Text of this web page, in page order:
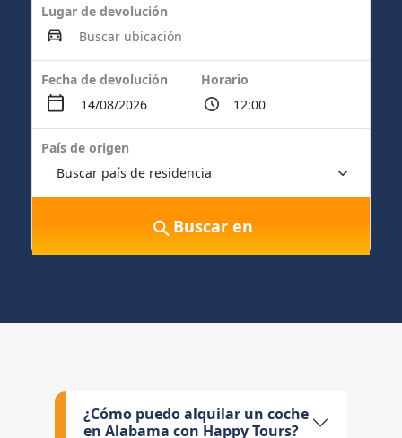
Lugar de devolución
Fecha de devolución Horario
País de origen
Buscar en
¿Cómo puedo alquilar un coche
en Alabama con Happy Tours?